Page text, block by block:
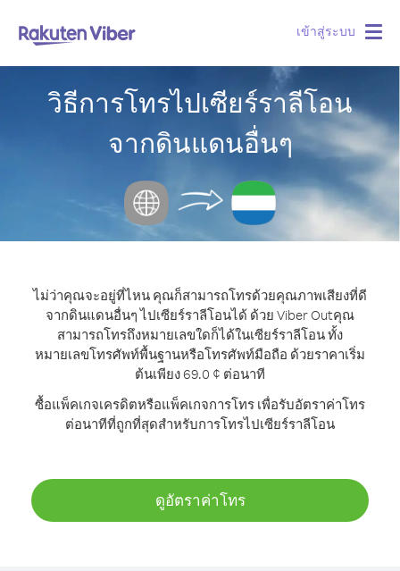
เข้าสู่ระบบ
วิธีการโทรไปเซียร์ราลีโอน
จากดินแดนอื่นๆ
ไม่ว่าคุณจะอยู่ที่ไหน คุณก็สามารถโทรด้วยคุณภาพเสียงที่ดี
จากดินแดนอื่นๆ ไปเซียร์ราลีโอนได้ ด้วย Viber Outคุณ
สามารถโทรถึงหมายเลขใดก็ได้ในเซียร์ราลีโอน ทั้ง
หมายเลขโทรศัพท์พื้นฐานหรือโทรศัพท์มือถือ ด้วยราคาเริ่ม
ต้นเพียง 69.0 ¢ ต่อนาที
ซื้อแพ็คเกจเครดิตหรือแพ็คเกจการโทร เพื่อรับอัตราค่าโทร
ต่อนาทีที่ถูกที่สุดสำหรับการโทรไปเซียร์ราลีโอน
ดูอัตราค่าโทร